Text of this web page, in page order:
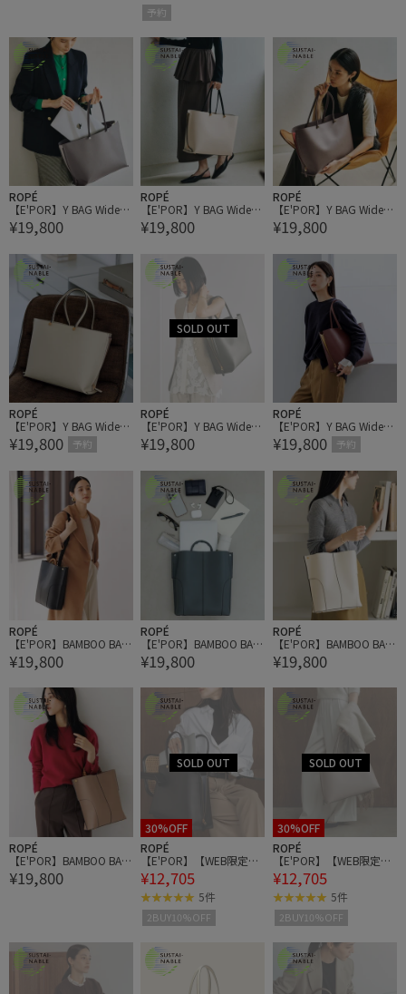
予約
ROPÉ
【E'POR】Y BAG Wide/A
4対応・通勤・26AW
¥19,800
ROPÉ
【E'POR】Y BAG Wide/A
4対応・通勤・26AW
¥19,800
ROPÉ
【E'POR】Y BAG Wide/A
4対応・通勤・26AW
¥19,800
ROPÉ
【E'POR】Y BAG Wide/A
4対応・通勤・26AW
¥19,800 予約
ROPÉ
【E'POR】Y BAG Wide/A
4対応・通勤・26AW
¥19,800
ROPÉ
【E'POR】Y BAG Wide/A
4対応・通勤・26AW
¥19,800 予約
ROPÉ
【E'POR】BAMBOO BAG
Large/A4対応・通勤
¥19,800
ROPÉ
【E'POR】BAMBOO BAG
Large/A4対応・通勤
¥19,800
ROPÉ
【E'POR】BAMBOO BAG
Large/A4対応・通勤
¥19,800
ROPÉ
【E'POR】BAMBOO BAG
Large/A4対応・通勤
¥19,800
30%OFF
ROPÉ
【E'POR】【WEB限定】
Y BAG Medium+/A4対
応・通勤
¥12,705
5件
2BUY10%OFF
30%OFF
ROPÉ
【E'POR】【WEB限定】
Y BAG Medium+/A4対
応・通勤
¥12,705
5件
2BUY10%OFF